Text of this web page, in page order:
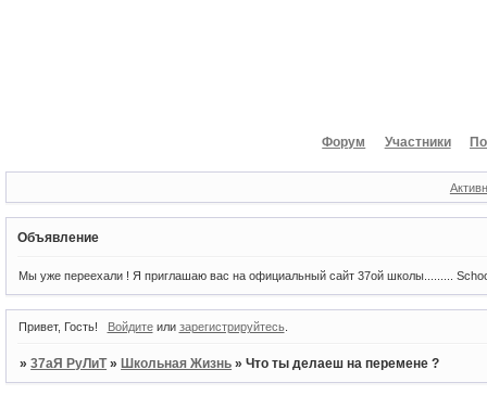
Форум Участники
Объявление
Мы уже переехали ! Я приглашаю вас на официальный сайт 37ой школы.........
Привет, Гость! Войдитеили зарегистрируйтесь.
»37аЯ РуЛиТ »Школьная Жизнь »Что ты делаеш на перемене ?